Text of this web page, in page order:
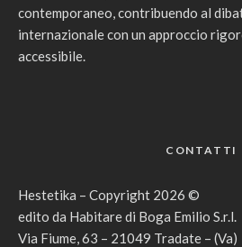
contemporaneo, contribuendo al
internazionale con un approccio
accessibile.
CONTATTI
Hestetika – Copyright 2026 ©
edito da Habitare di Boga Emilio S.r.l.
Via Fiume, 63 – 21049 Tradate – (Va)